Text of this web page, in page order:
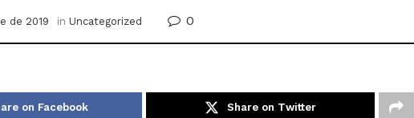
de 2019 in Uncategorized 0
on Facebook Share on Twitter